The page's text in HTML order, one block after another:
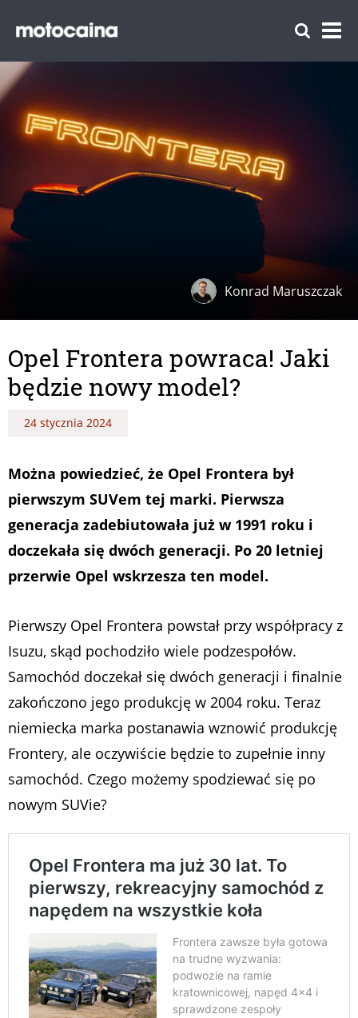
Konrad Maruszczak
Opel Frontera powraca! Jaki
będzie nowy model?
24 stycznia 2024
Można powiedzieć, że Opel Frontera był
pierwszym SUVem tej marki. Pierwsza
generacja zadebiutowała już w 1991 roku i
doczekała się dwóch generacji. Po 20 letniej
przerwie Opel wskrzesza ten model.
Pierwszy Opel Frontera powstał przy współpracy z
Isuzu, skąd pochodziło wiele podzespołów.
Samochód doczekał się dwóch generacji i finalnie
zakończono jego produkcję w 2004 roku. Teraz
niemiecka marka postanawia wznowić produkcję
Frontery, ale oczywiście będzie to zupełnie inny
samochód. Czego możemy spodziewać się po
nowym SUVie?